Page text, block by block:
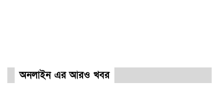
অনলাইন এর আরও খবর